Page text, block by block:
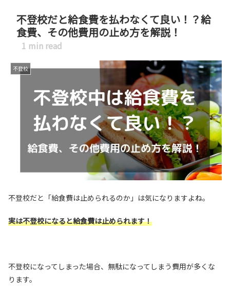
不登校だと給食費を払わなくて良い！？給
食費、その他費用の止め方を解説！
1 min read
不登校
不登校だと「給食費は止められるのか」は気になりますよね。
実は不登校になると給食費は止められます！
不登校になってしまった場合、無駄になってしまう費用が多くな
ります。